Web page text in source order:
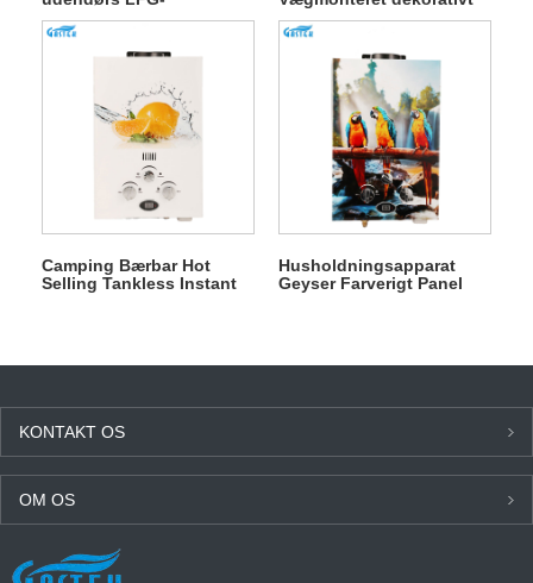
gasvandvarmer til
badning
panel Gas
varmtvandsbeholder
Camping Bærbar Hot
Selling Tankless Instant
Husholdningsapparat
Geyser Farverigt Panel
KONTAKT OS
OM OS
SENESTE NYT